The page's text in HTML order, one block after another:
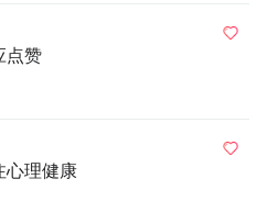
点赞
心理健康